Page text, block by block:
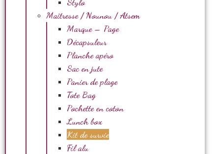
Maîtresse / Nounou / Atsem
Marque – Page
Décapsuleur
Planche apéro
Sac en jute
Panier de plage
Tote Bag
Pochette en coton
Lunch box
Kit de survie
Fil alu